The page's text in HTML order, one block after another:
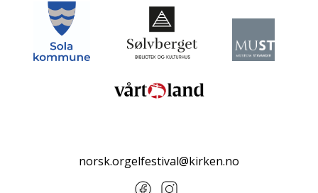
norsk.orgelfestival@kirken.no